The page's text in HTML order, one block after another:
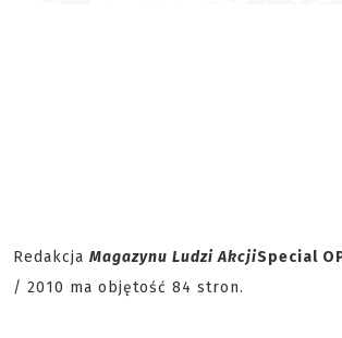
Redakcja Magazynu Ludzi AkcjiSpecial
/ 2010 ma objętość 84 stron.